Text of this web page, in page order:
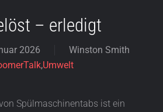
– erledigt
2026
Winston Smith
,Umwelt
Spülmaschinentabs ist ein